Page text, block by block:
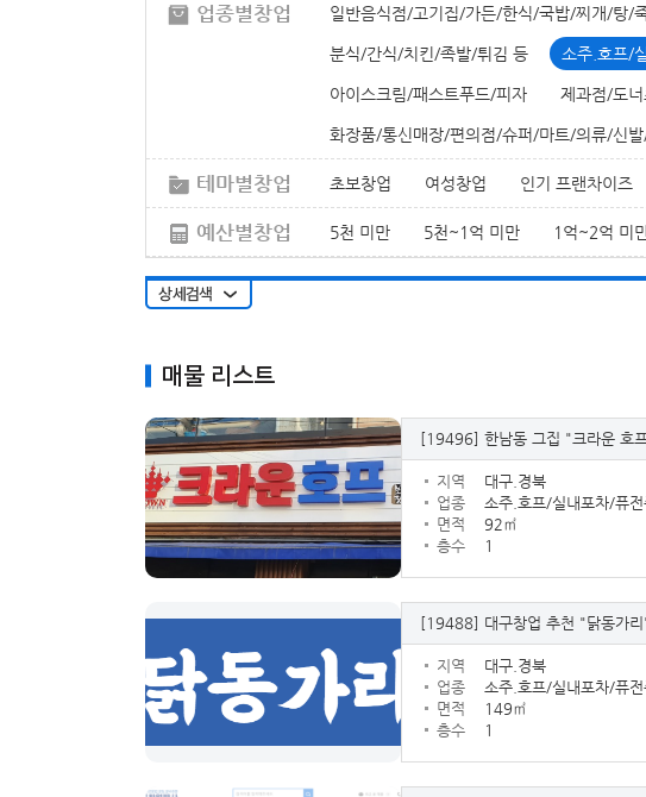
업종별창업 일반음식점/고기집/가든/한식/국밥/찌개/탕/
분식/간식/치킨/족발/튀김 등 소주.호프/
아이스크림/패스트푸드/피자 제과점/도
화장품/통신매장/편의점/슈퍼/마트/의류/신
테마별창업 초보창업 여성창업 인기 프랜차이즈
예산별창업 5천 미만 5천~1억 미만 1억~2억 미
매물 리스트
[19496] 한남동 그집 "크라운 호
지역
대구.경북
업종
소주.호프/실내포차/퓨
면적
92㎡
층수
1
[19488] 대구창업 추천 "닭동가
지역
대구.경북
업종
소주.호프/실내포차/퓨
면적
149㎡
층수
1